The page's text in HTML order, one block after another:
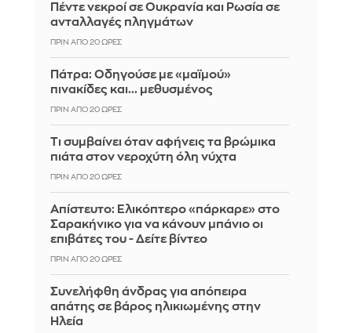
Πέντε νεκροί σε Ουκρανία και Ρωσία σε
ανταλλαγές πληγμάτων
ΠΡΙΝ ΑΠΌ 20 ΏΡΕΣ
Πάτρα: Οδηγούσε με «μαϊμού»
πινακίδες και... μεθυσμένος
ΠΡΙΝ ΑΠΌ 20 ΏΡΕΣ
Τι συμβαίνει όταν αφήνεις τα βρώμικα
πιάτα στον νεροχύτη όλη νύχτα
ΠΡΙΝ ΑΠΌ 20 ΏΡΕΣ
Απίστευτο: Ελικόπτερο «πάρκαρε» στο
Σαρακήνικο για να κάνουν μπάνιο οι
επιβάτες του - Δείτε βίντεο
ΠΡΙΝ ΑΠΌ 20 ΏΡΕΣ
Συνελήφθη άνδρας για απόπειρα
απάτης σε βάρος ηλικιωμένης στην
Ηλεία